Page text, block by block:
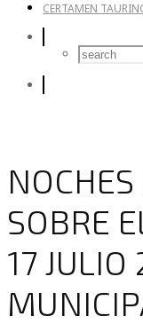
CERTAMEN
SOBRE
17